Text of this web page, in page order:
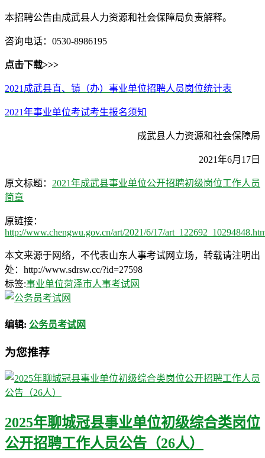
本招聘公告由成武县人力资源和社会保障局负责解释。
咨询电话：0530-8986195
点击下载>>>
2021成武县直、镇（办）事业单位招聘人员岗位统计表
2021年事业单位考试考生报名须知
成武县人力资源和社会保障局
2021年6月17日
原文标题： 2021年成武县事业单位公开招聘初级岗位工作人员
简章
原链接：
http://www.chengwu.gov.cn/art/2021/6/17/
本文来源于网络，不代表山东人事考试网立场，转载请注明出
处：http://www.sdrsw.cc/?id=27598
标签:事业单位菏泽市人事考试网
编辑: 公务员考试网
为您推荐
2025年聊城冠县事业单位初级综合类岗位
公开招聘工作人员公告（26人）